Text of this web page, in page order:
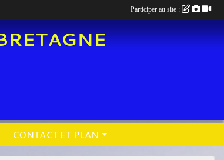
CONTACT ET PLAN
Participer au site :